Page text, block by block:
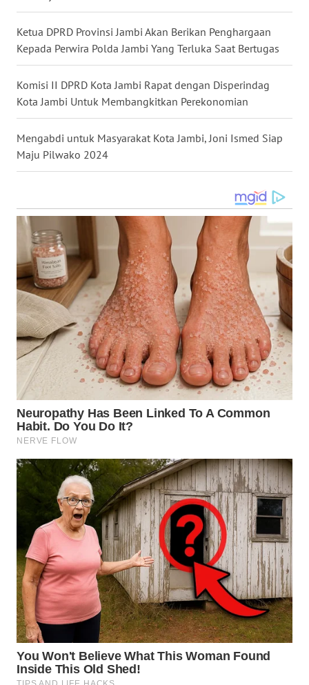
Ketua DPRD Provinsi Jambi Akan Berikan Penghargaan
Kepada Perwira Polda Jambi Yang Terluka Saat Bertugas
Komisi II DPRD Kota Jambi Rapat dengan Disperindag
Kota Jambi Untuk Membangkitkan Perekonomian
Mengabdi untuk Masyarakat Kota Jambi, Joni Ismed Siap
Maju Pilwako 2024
WN
MALUT
WN
DAIRI
WN
TOBA
WN
LANGKAT
WN
TAPANULI
SELATAN
WN
TANJUNG
LESUNG
WN
KARO
SIMALUNGUN
WN
LABUHANBATU
WN
TAPANULI
TENGAH
WN DELI